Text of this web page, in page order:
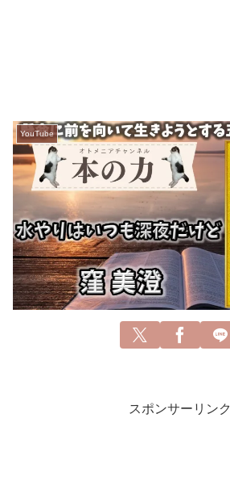
YouTube
スポンサーリンク